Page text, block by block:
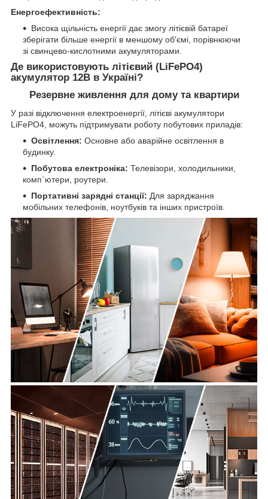
Енергоефективність:
Висока щільність енергії дає змогу літієвій батареї
зберігати більше енергії в меншому об'ємі, порівнюючи
зі свинцево-кислотними акумуляторами.
Де використовують літієвий (LiFePO4)
акумулятор 12В в Україні?
Резервне живлення для дому та квартири
У разі відключення електроенергії, літієві акумулятори
LiFePO4, можуть підтримувати роботу побутових приладів:
Освітлення: Основне або аварійне освітлення в
будинку.
Побутова електроніка: Телевізори, холодильники,
комп`ютери, роутери.
Портативні зарядні станції: Для заряджання
мобільних телефонів, ноутбуків та інших пристроїв.